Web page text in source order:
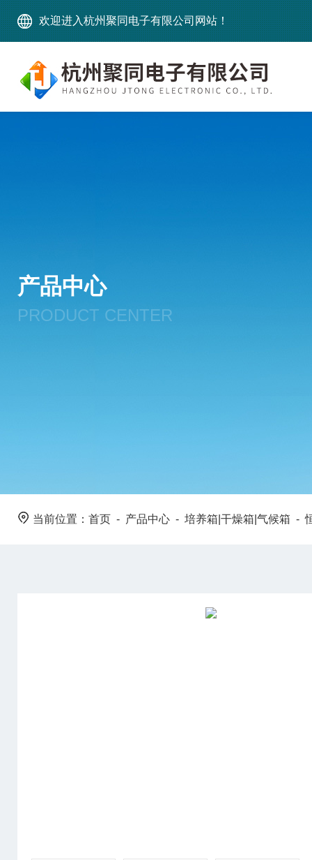
欢迎进入杭州聚同电子有限公司网站！
产品中心
PRODUCT CENTER
当前位置： 首页 - 产品中心 - 培养箱|干燥箱|气候箱 -